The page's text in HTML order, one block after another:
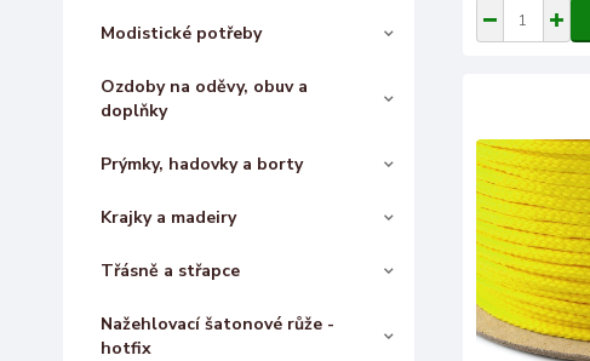
Modistické potřeby
Ozdoby na oděvy, obuv a
doplňky
Prýmky, hadovky a borty
Krajky a madeiry
Třásně a střapce
Nažehlovací šatonové růže -
hotfix